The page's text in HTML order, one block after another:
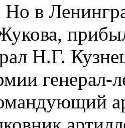
в
Н.Г.
генерал-